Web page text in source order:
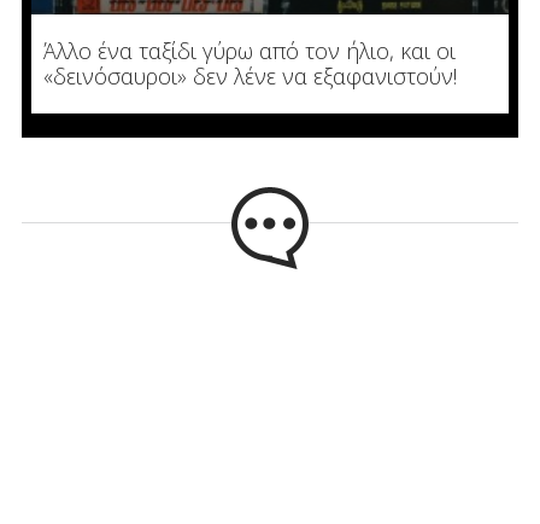
Άλλο ένα ταξίδι γύρω από τον ήλιο, και οι
«δεινόσαυροι» δεν λένε να εξαφανιστούν!